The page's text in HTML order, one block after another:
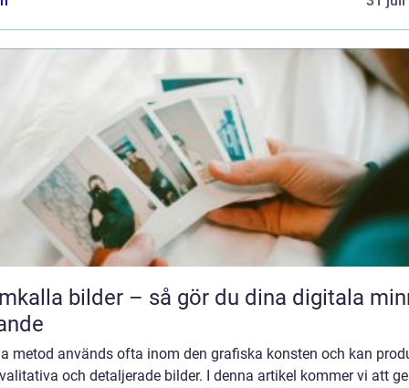
bilder – så gör du dina digitala
metod används ofta inom den grafiska konsten och kan
och detaljerade bilder. I denna artikel kommer vi att